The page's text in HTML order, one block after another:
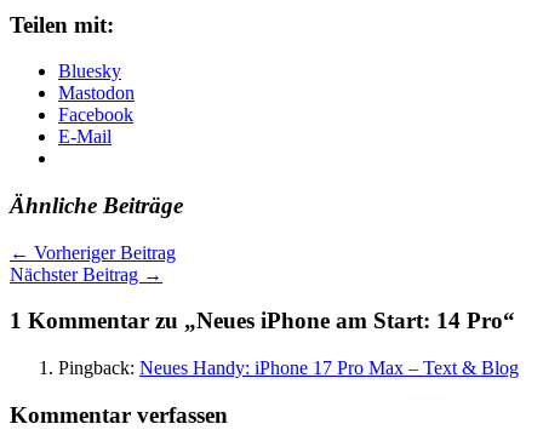
Teilen mit:
Bluesky
Mastodon
Facebook
E-Mail
Ähnliche Beiträge
← Vorheriger Beitrag
Nächster Beitrag →
1 Kommentar zu „Neues iPhone am Start: 14 Pro“
Pingback: Neues Handy: iPhone 17 Pro Max – Text & Blog
Kommentar verfassen